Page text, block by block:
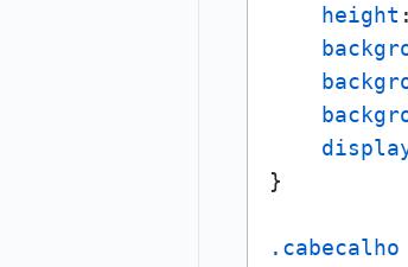
height
}
.cabecalho